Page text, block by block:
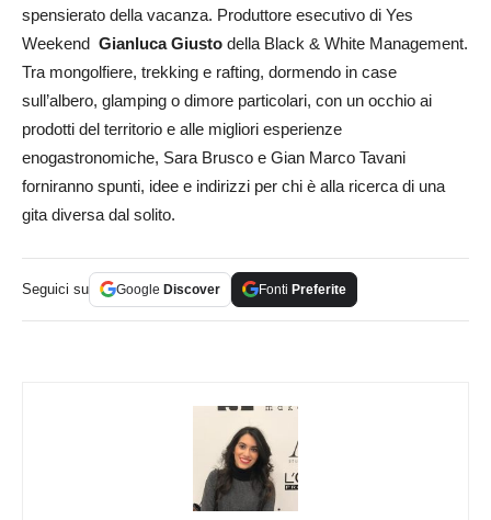
spensierato della vacanza. Produttore esecutivo di Yes
Weekend Gianluca Giusto della Black & White Management.
Tra mongolfiere, trekking e rafting, dormendo in case
sull’albero, glamping o dimore particolari, con un occhio ai
prodotti del territorio e alle migliori esperienze
enogastronomiche, Sara Brusco e Gian Marco Tavani
forniranno spunti, idee e indirizzi per chi è alla ricerca di una
gita diversa dal solito.
Seguici su Google Discover Fonti Preferite